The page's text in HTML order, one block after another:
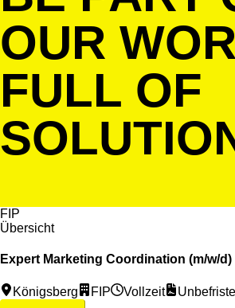
OUR
FULL OF
FIP
Übersicht
Expert Marketing Coordination (m/w/d)
Königsberg FIP Vollzeit